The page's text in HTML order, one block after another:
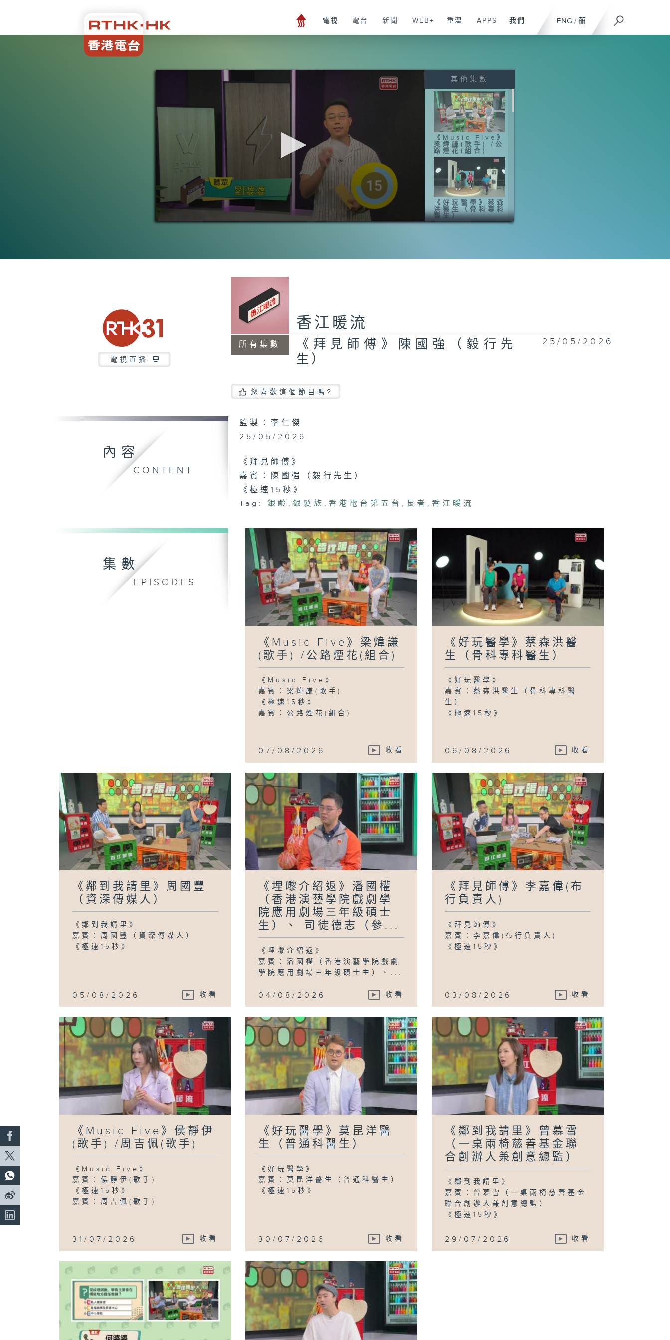
ENG / 簡
電視 電台 新聞 WEB+ 重溫 APPS 我們
0
其他集數
《Music Five》
梁煒謙(歌手) /公
路煙花(組合)
《好玩醫學》蔡森
洪醫生（骨科專科
醫生）
《埋嚟介紹返》潘
國權（香港演藝學
院戲劇學院應用劇
場三年級碩士
周吉佩(歌手)
《好玩醫學》莫昆
洋醫生（普通科醫
《鄰到我請里》曾
慕雪（一桌兩椅慈
善基金聯合創辦人
《埋嚟介紹返》黃
(香港長者健體教
室聯合創辦人兼行
政總裁)、潘寶霞
《拜見師傅》呂天
衡(微縮模型藝術
家)
電視直播
所有集數
香江暖流
《拜見師傅》陳國強（毅行先
生）
25/05/2026
您喜歡這個節目嗎?
內容
CONTENT
監製：李仁傑
25/05/2026
《拜見師傅》
嘉賓：陳國强（毅行先生）
《極速15秒》
Tag:
銀齡 ,銀髮族 , 香港電台第五台 ,長者 , 香江暖流
集數
EPISODES
《Music Five》梁煒謙
(歌手) /公路煙花(組合)
《Music Five》
嘉賓：梁煒謙(歌手)
《極速15秒》
嘉賓：公路煙花(組合)
07/08/2026 收看
《好玩醫學》蔡森洪醫
生（骨科專科醫生）
《好玩醫學》
嘉賓：蔡森洪醫生（骨科專科醫
生）
《極速15秒》
06/08/2026 收看
《鄰到我請里》周國豐
（資深傳媒人）
《鄰到我請里》
嘉賓：周國豐（資深傳媒人）
《極速15秒》
05/08/2026 收看
《埋嚟介紹返》潘國權
（香港演藝學院戲劇學
院應用劇場三年級碩士
生）、 司徒德志（參...
《埋嚟介紹返》
嘉賓：潘國權（香港演藝學院戲劇
學院應用劇場三年級碩士生）、...
04/08/2026 收看
《拜見師傅》李嘉偉(布
行負責人)
《拜見師傅》
嘉賓：李嘉偉(布行負責人)
《極速15秒》
03/08/2026 收看
《Music Five》侯靜伊
(歌手) /周吉佩(歌手)
《Music Five》
嘉賓：侯靜伊(歌手)
《極速15秒》
嘉賓：周吉佩(歌手)
31/07/2026 收看
《好玩醫學》莫昆洋醫
生（普通科醫生）
《好玩醫學》
嘉賓：莫昆洋醫生（普通科醫生）
《極速15秒》
30/07/2026 收看
《鄰到我請里》曾慕雪
（一桌兩椅慈善基金聯
合創辦人兼創意總監）
《鄰到我請里》
嘉賓：曾慕雪（一桌兩椅慈善基金
聯合創辦人兼創意總監）
《極速15秒》
29/07/2026 收看